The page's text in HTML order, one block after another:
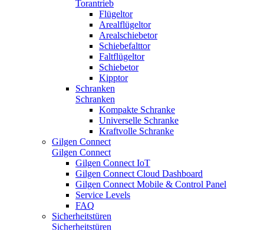
Torantrieb
Flügeltor
Arealflügeltor
Arealschiebetor
Schiebefalttor
Faltflügeltor
Schiebetor
Kipptor
Schranken
Schranken
Kompakte Schranke
Universelle Schranke
Kraftvolle Schranke
Gilgen Connect
Gilgen Connect
Gilgen Connect IoT
Gilgen Connect Cloud Dashboard
Gilgen Connect Mobile & Control Panel
Service Levels
FAQ
Sicherheitstüren
Sicherheitstüren